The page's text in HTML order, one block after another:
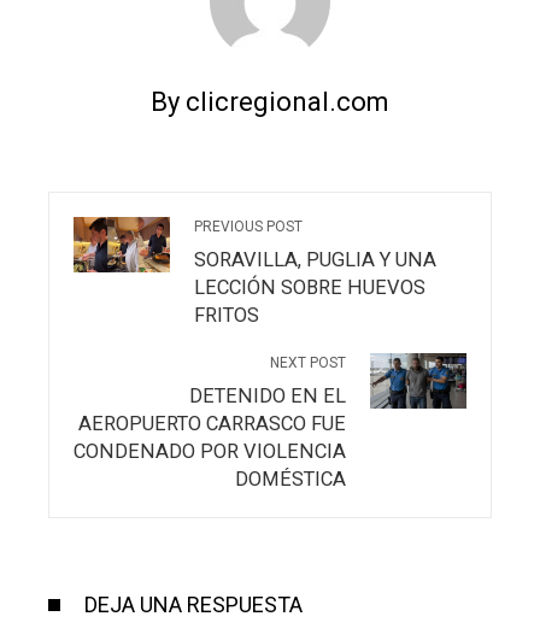
By clicregional.com
PREVIOUS POST
SORAVILLA, PUGLIA Y UNA
LECCIÓN SOBRE HUEVOS
FRITOS
NEXT POST
DETENIDO EN EL
AEROPUERTO CARRASCO FUE
CONDENADO POR VIOLENCIA
DOMÉSTICA
DEJA UNA RESPUESTA